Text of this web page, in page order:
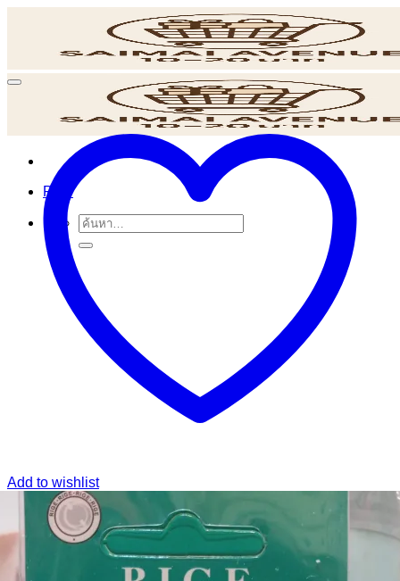
เนื้อหา
POS
ค้นหา:
Add to wishlist